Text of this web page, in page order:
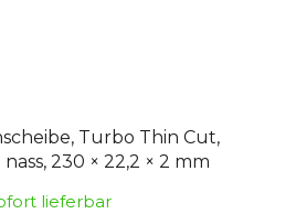
Turbo Thin Cut,
230 × 22,2 × 2 mm
lieferbar